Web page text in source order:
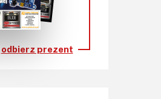
odbierz prezent